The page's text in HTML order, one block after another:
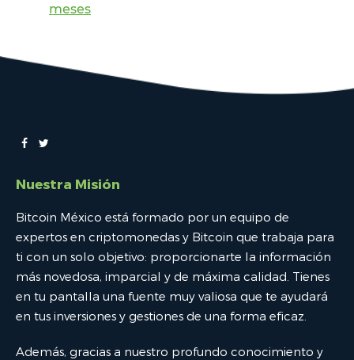
meses
Nuestra Misión
Bitcoin México está formado por un equipo de
expertos en criptomonedas y Bitcoin que trabaja para
ti con un solo objetivo: proporcionarte la información
más novedosa, imparcial y de máxima calidad. Tienes
en tu pantalla una fuente muy valiosa que te ayudará
en tus inversiones y gestiones de una forma eficaz.
Además, gracias a nuestro profundo conocimiento y